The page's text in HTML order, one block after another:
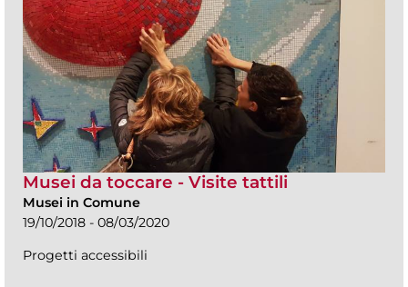
Musei da toccare - Visite tattili
Musei in Comune
19/10/2018 - 08/03/2020
Progetti accessibili